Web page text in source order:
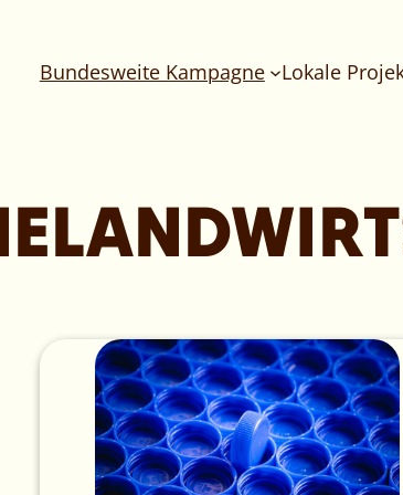
Bundesweite Kampagne Lokale